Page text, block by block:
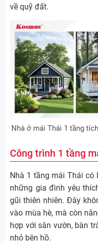
về quỹ đất.
Nhà ở mái Thái 1 tầng
Công trình 1 tầng
Nhà 1 tầng mái Thái
những gia đình yêu
gũi thiên nhiên. Đây
vào mùa hè, mà còn
hợp với sân vườn, bàn
nhỏ bên hồ.